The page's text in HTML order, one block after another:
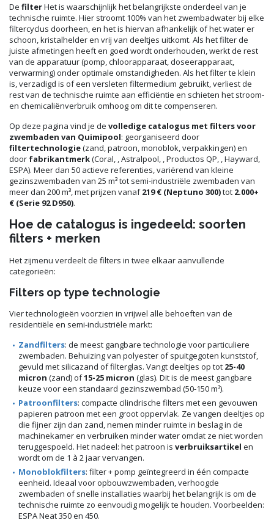
De filterHet is waarschijnlijk het belangrijkste onderdeel van je
technische ruimte. Hier stroomt 100% van het zwembadwater bij elke
filtercyclus doorheen, en het is hiervan afhankelijk of het water er
schoon, kristalhelder en vrij van deeltjes uitkomt. Als het filter de
juiste afmetingen heeft en goed wordt onderhouden, werkt de rest
van de apparatuur (pomp, chloorapparaat, doseerapparaat,
verwarming) onder optimale omstandigheden. Als het filter te klein
is, verzadigd is of een versleten filtermedium gebruikt, verliest de
rest van de technische ruimte aan efficiëntie en schieten het stroom-
en chemicaliënverbruik omhoog om dit te compenseren.
Op deze pagina vind je de volledige catalogus met filters voor
zwembaden van Quimipool: georganiseerd door
filtertechnologie(zand, patroon, monoblok, verpakkingen) en
door fabrikantmerk(Coral, , Astralpool, , Productos QP, , Hayward,
ESPA). Meer dan 50 actieve referenties, variërend van kleine
gezinszwembaden van 25 m³ tot semi-industriële zwembaden van
meer dan 200 m³, met prijzen vanaf219 € (Neptuno 300)tot 2.000+
€ (Serie 92 D950).
Hoe de catalogus is ingedeeld: soorten
filters + merken
Het zijmenu verdeelt de filters in twee elkaar aanvullende
categorieën:
Filters op type technologie
Vier technologieën voorzien in vrijwel alle behoeften van de
residentiële en semi-industriële markt:
Zandfilters: de meest gangbare technologie voor particuliere
zwembaden. Behuizing van polyester of spuitgegoten kunststof,
gevuld met silicazand of filterglas. Vangt deeltjes op tot 25-40
micron (zand) of15-25 micron (glas). Dit is de meest gangbare
keuze voor een standaard gezinszwembad (50-150 m³).
Patroonfilters: compacte cilindrische filters met een gevouwen
papieren patroon met een groot oppervlak. Ze vangen deeltjes op
die fijner zijn dan zand, nemen minder ruimte in beslag in de
machinekamer en verbruiken minder water omdat ze niet worden
teruggespoeld. Het nadeel: het patroon is verbruiksartikel en
wordt om de 1 à 2 jaar vervangen.
Monoblokfilters: filter + pomp geïntegreerd in één compacte
eenheid. Ideaal voor opbouwzwembaden, verhoogde
zwembaden of snelle installaties waarbij het belangrijk is om de
technische ruimte zo eenvoudig mogelijk te houden. Voorbeelden:
ESPA Neat 350 en 450.